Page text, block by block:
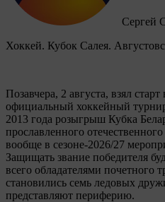
Хоккей. Кубок Салея.
Позавчера, 2 августа, взял
официальный хоккейный
2013 года розыгрыш Кубка
прославленного
вообще в сезоне-2026/27
Защищать звание победителя
всего обладателями почетного
становились семь ледовых
представляют периферию.